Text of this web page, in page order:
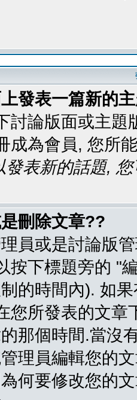
發表一篇新的
討論版面或主
成為會員, 您所
發表新的話題,
刪除文章??
員或是討論版
按下標題旁的 "
的時間內). 如
您所發表的文
那個時間.當沒
理員編輯您的
何要修改您的